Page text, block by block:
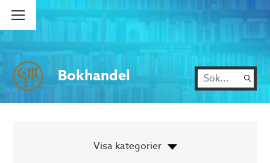
Bokhandel